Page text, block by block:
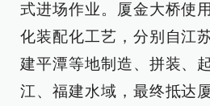
式进场作业。厦金大桥使
化装配化工艺，分别自江
建平潭等地制造、拼装、
江、福建水域，最终抵达